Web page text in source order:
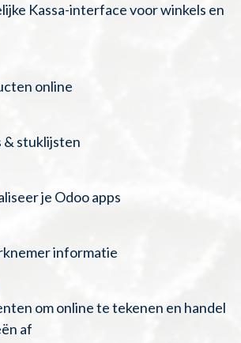
Kassa-interface voor winkels en
online
stuklijsten
je Odoo apps
informatie
om online te tekenen en handel
af